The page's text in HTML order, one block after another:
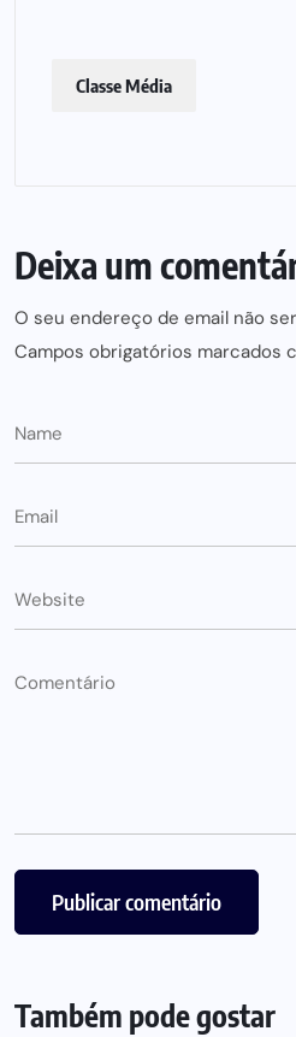
Classe Média
Deixa um
O seu endereço de email não
Campos obrigatórios marcados
Também pode gostar